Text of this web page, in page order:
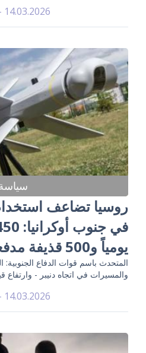
14.03.2026 - 11:46
روسيا تضاعف
يومياً و500 قذيفة مدفعية
المتحدث باسم قوات الدفاع الجنوبية:
والمسيرات في اتجاه دنيبر -
14.03.2026 - 11:43